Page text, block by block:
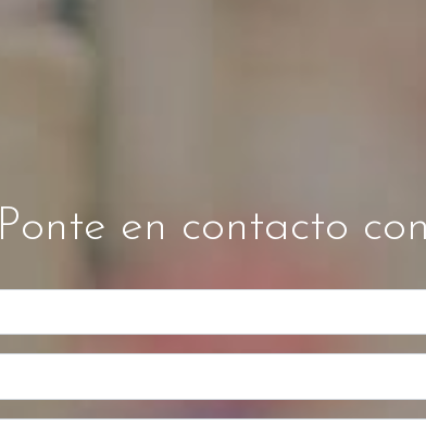
Ponte en contacto